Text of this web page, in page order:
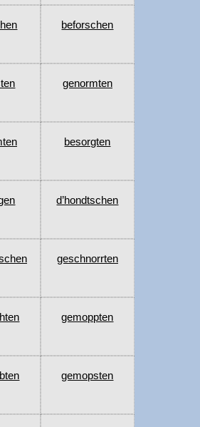
beforschen
genormten
besorgten
d’hondtschen
geschnorrten
gemoppten
gemopsten